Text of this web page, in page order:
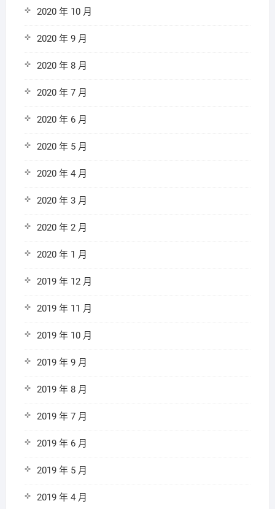
2020 年 10 月
2020 年 9 月
2020 年 8 月
2020 年 7 月
2020 年 6 月
2020 年 5 月
2020 年 4 月
2020 年 3 月
2020 年 2 月
2020 年 1 月
2019 年 12 月
2019 年 11 月
2019 年 10 月
2019 年 9 月
2019 年 8 月
2019 年 7 月
2019 年 6 月
2019 年 5 月
2019 年 4 月